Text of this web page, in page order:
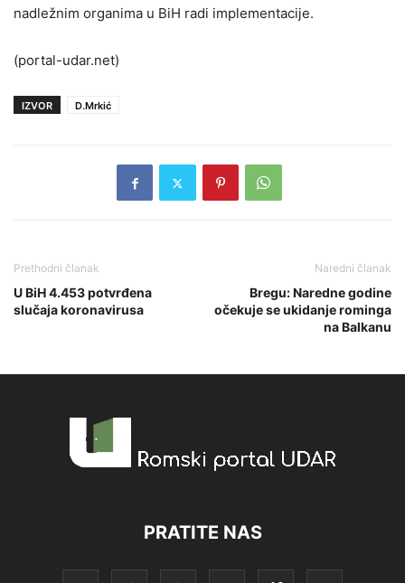
nadležnim organima u BiH radi implementacije.
(portal-udar.net)
IZVOR D.Mrkić
Prethodni članak
U BiH 4.453 potvrđena
slučaja koronavirusa
Naredni članak
Bregu: Naredne godine
očekuje se ukidanje rominga
na Balkanu
PRATITE NAS